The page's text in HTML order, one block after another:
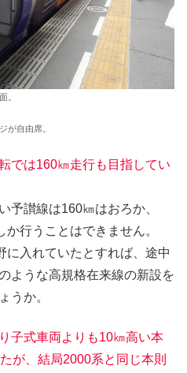
。
が自由席。
では160㎞走行も目指してい
予讃線は160㎞はおろか、
行うことはできません。
に入れていたとすれば、途中
ような高規格在来線の新設を
うか。
子式車両よりも10㎞高い本
が、結局2000系と同じ本則